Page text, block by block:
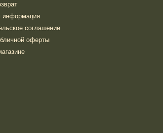
информация
соглашение
оферты